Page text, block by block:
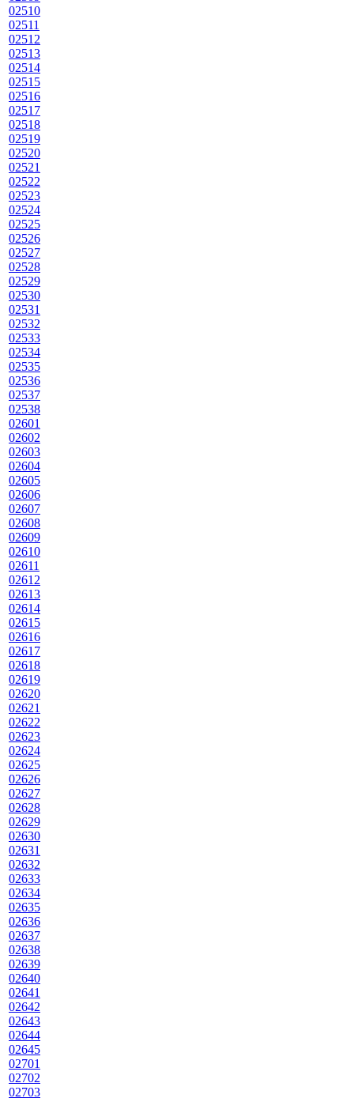
02510
02511
02512
02513
02514
02515
02516
02517
02518
02519
02520
02521
02522
02523
02524
02525
02526
02527
02528
02529
02530
02531
02532
02533
02534
02535
02536
02537
02538
02601
02602
02603
02604
02605
02606
02607
02608
02609
02610
02611
02612
02613
02614
02615
02616
02617
02618
02619
02620
02621
02622
02623
02624
02625
02626
02627
02628
02629
02630
02631
02632
02633
02634
02635
02636
02637
02638
02639
02640
02641
02642
02643
02644
02645
02701
02702
02703